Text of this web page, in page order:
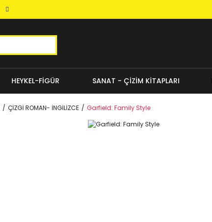
HEYKEL-FİGÜR SANAT - ÇİZİM KİTAPLARI
ÇİZGİ ROMAN- İNGİLİZCE Garfield: Family Style